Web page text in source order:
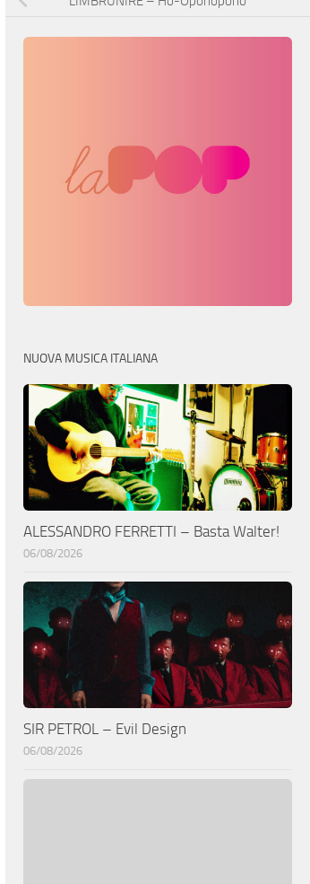
NUOVA MUSICA ITALIANA
ALESSANDRO FERRETTI – Basta Walter!
06/08/2026
SIR PETROL – Evil Design
06/08/2026